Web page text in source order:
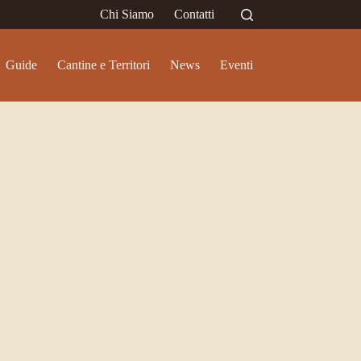
Chi Siamo Contatti
Guide Cantine e Territori News Eventi